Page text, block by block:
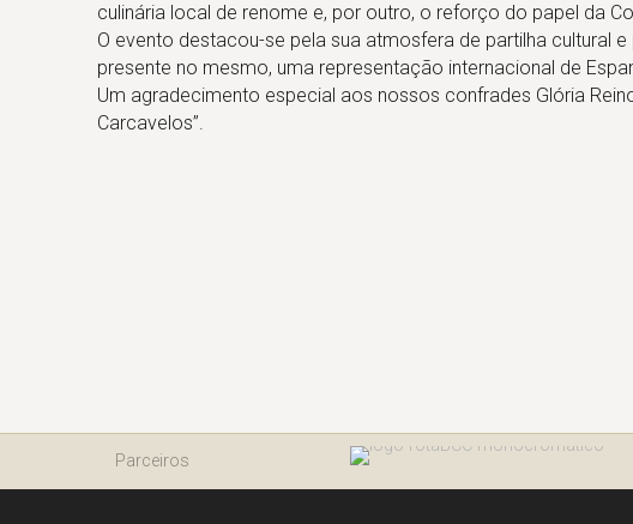
culinária local de renome e, por outro, o reforço do papel da
O evento destacou-se pela sua atmosfera de partilha cultural
presente no mesmo, uma representação internacional de
Um agradecimento especial aos nossos confrades Glória
Carcavelos”.
Parceiros